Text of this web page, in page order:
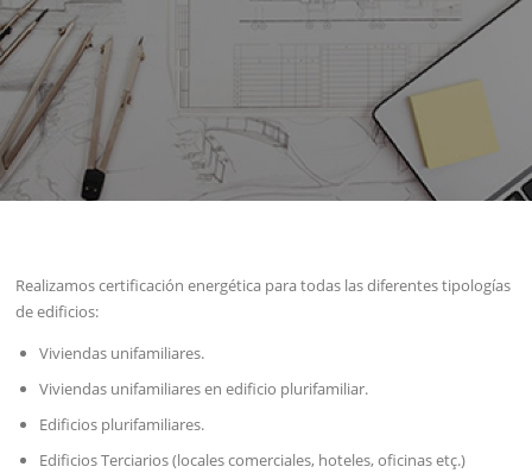
Realizamos certificación energética para todas las diferentes tipologías
de edificios:
Viviendas unifamiliares.
Viviendas unifamiliares en edificio plurifamiliar.
Edificios plurifamiliares.
Edificios Terciarios (locales comerciales, hoteles, oficinas etç.)